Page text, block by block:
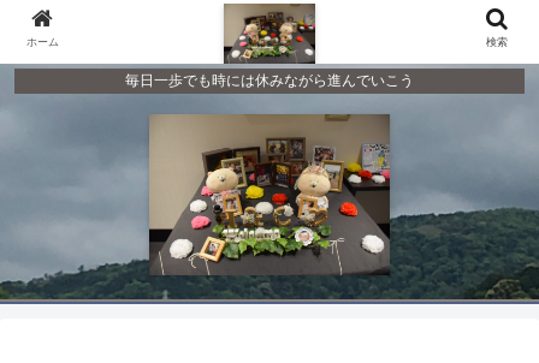
毎日一歩でも時には休みながら進んでいこう
ホーム 検索